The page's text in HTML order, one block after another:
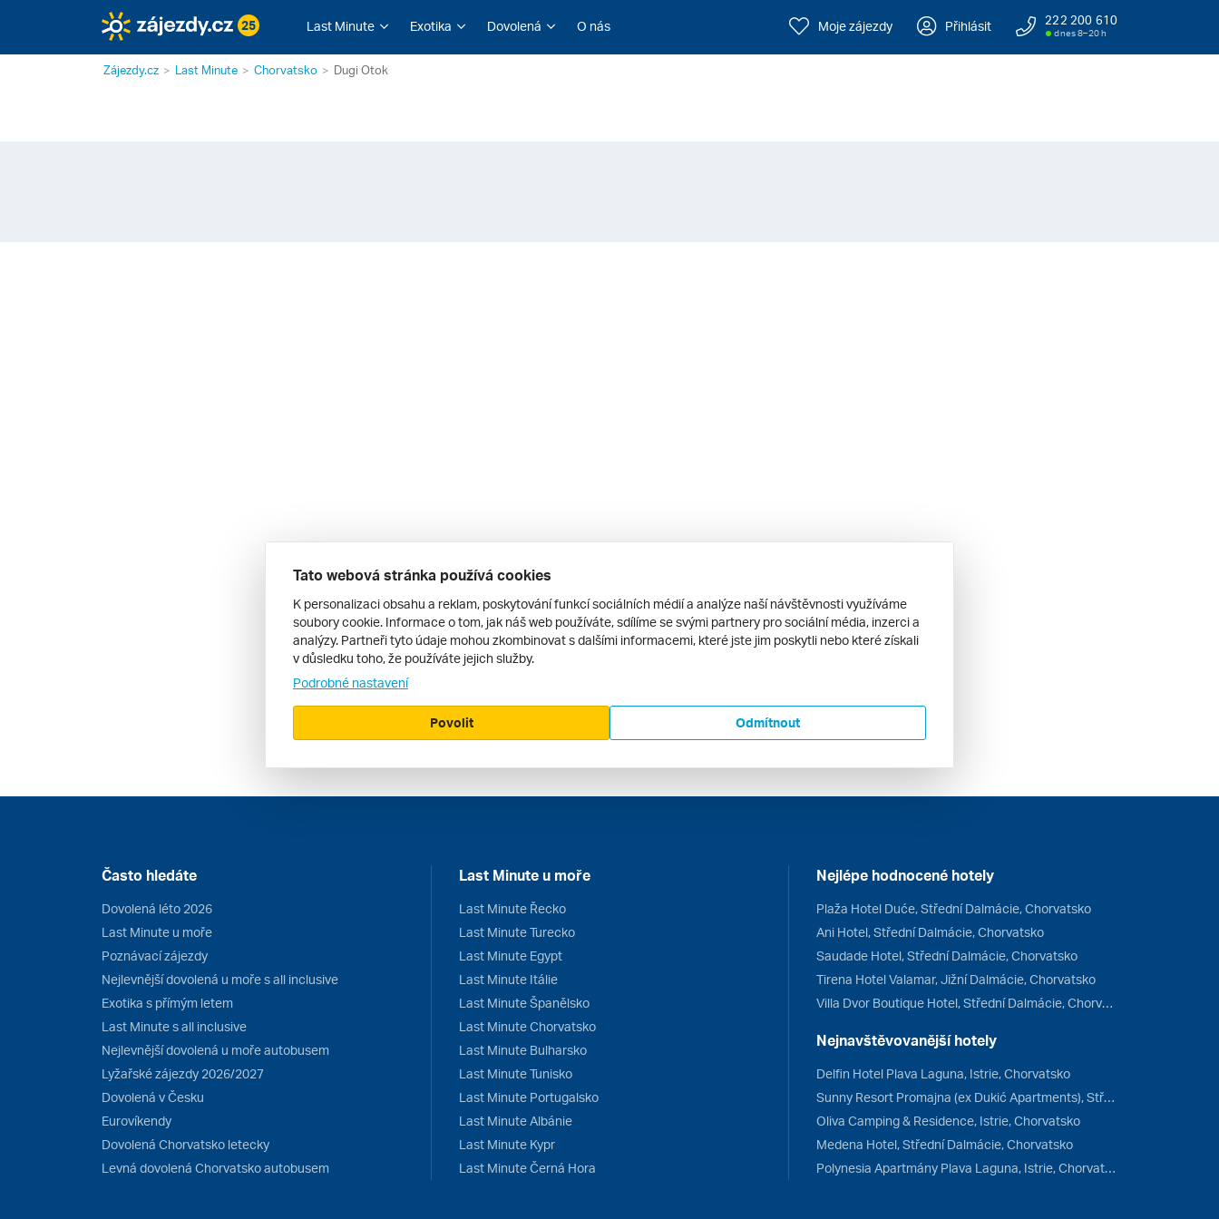
25 Last Minute Exotika Dovolená O nás Moje zájezdy Přihlásit 222 200 610
dnes 8–20 h
Zájezdy.cz Last Minute Chorvatsko Dugi Otok
Často hledáte
Dovolená léto 2026
Last Minute u moře
Poznávací zájezdy
Nejlevnější dovolená u moře s all inclusive
Exotika s přímým letem
Last Minute s all inclusive
Nejlevnější dovolená u moře autobusem
Lyžařské zájezdy 2026/2027
Dovolená v Česku
Eurovíkendy
Dovolená Chorvatsko letecky
Levná dovolená Chorvatsko autobusem
Last Minute u moře
Last Minute Řecko
Last Minute Turecko
Last Minute Egypt
Last Minute Itálie
Last Minute Španělsko
Last Minute Chorvatsko
Last Minute Bulharsko
Last Minute Tunisko
Last Minute Portugalsko
Last Minute Albánie
Last Minute Kypr
Last Minute Černá Hora
Nejlépe hodnocené hotely
Plaža Hotel Duće, Střední Dalmácie, Chorvatsko
Ani Hotel, Střední Dalmácie, Chorvatsko
Saudade Hotel, Střední Dalmácie, Chorvatsko
Tirena Hotel Valamar, Jižní Dalmácie, Chorvatsko
Villa Dvor Boutique Hotel, Střední Dalmácie, Chorvatsko
Nejnavštěvovanější hotely
Delfin Hotel Plava Laguna, Istrie, Chorvatsko
Sunny Resort Promajna (ex Dukić Apartments), Střední Dalmácie, Chorvatsko
Oliva Camping & Residence, Istrie, Chorvatsko
Medena Hotel, Střední Dalmácie, Chorvatsko
Polynesia Apartmány Plava Laguna, Istrie, Chorvatsko
Tato webová stránka používá cookies
K personalizaci obsahu a reklam, poskytování funkcí sociálních médií a analýze naší návštěvnosti využíváme
soubory cookie. Informace o tom, jak náš web používáte, sdílíme se svými partnery pro sociální média, inzerci a
analýzy. Partneři tyto údaje mohou zkombinovat s dalšími informacemi, které jste jim poskytli nebo které získali
v důsledku toho, že používáte jejich služby.
Podrobné nastavení
Odmítnout
Povolit